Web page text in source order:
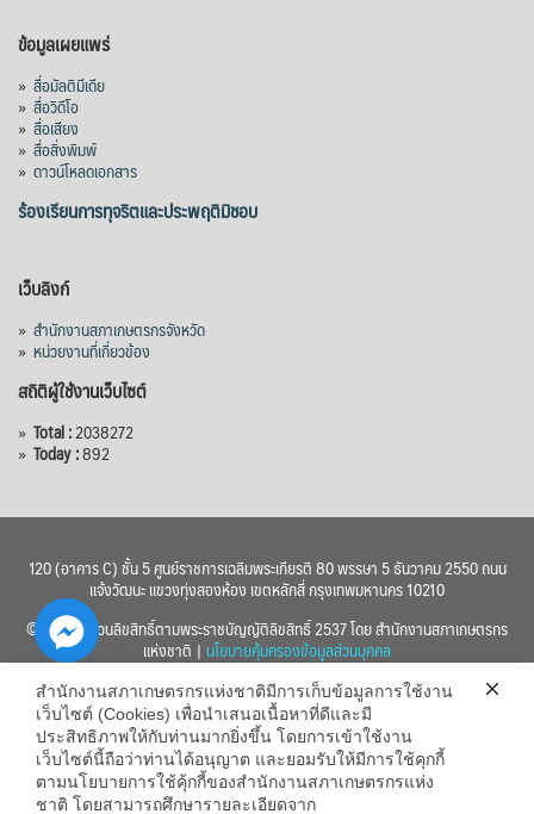
ข้อมูลเผยแพร่
» สื่อมัลติมีเดีย
» สื่อวิดีโอ
» สื่อเสียง
» สื่อสิ่งพิมพ์
» ดาวน์โหลดเอกสาร
ร้องเรียนการทุจริตและประพฤติมิชอบ
เว็บลิงก์
» สำนักงานสภาเกษตรกรจังหวัด
» หน่วยงานที่เกี่ยวข้อง
สถิติผู้ใช้งานเว็บไซต์
» Total :2038272
» Today :892
120 (อาคาร C) ชั้น 5 ศูนย์ราชการเฉลิมพระเกียรติ 80 พรรษา 5 ธันวาคม 2550 ถนน
แจ้งวัฒนะ แขวงทุ่งสองห้อง เขตหลักสี่ กรุงเทพมหานคร 10210
© 2560 สงวนลิขสิทธิ์ตามพระราชบัญญัติลิขสิทธิ์ 2537 โดย สำนักงานสภาเกษตรกร
แห่งชาติ | นโยบายคุ้มครองข้อมูลส่วนบุคคล
สำนักงานสภาเกษตรกรแห่งชาติมีการเก็บข้อมูลการใช้งาน
เว็บไซต์ (Cookies) เพื่อนำเสนอเนื้อหาที่ดีและมี
ประสิทธิภาพให้กับท่านมากยิ่งขึ้น โดยการเข้าใช้งาน
เว็บไซต์นี้ถือว่าท่านได้อนุญาต และยอมรับให้มีการใช้คุกกี้
ตามนโยบายการใช้คุ้กกี้ของสำนักงานสภาเกษตรกรแห่ง
ชาติ โดยสามารถศึกษารายละเอียดจาก
Hide
chaty